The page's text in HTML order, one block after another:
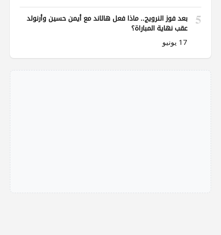
5
بعد فوز النرويج.. ماذا فعل هالاند مع أيمن حسين وأرنولد
عقب نهاية المباراة؟
17 يونيو